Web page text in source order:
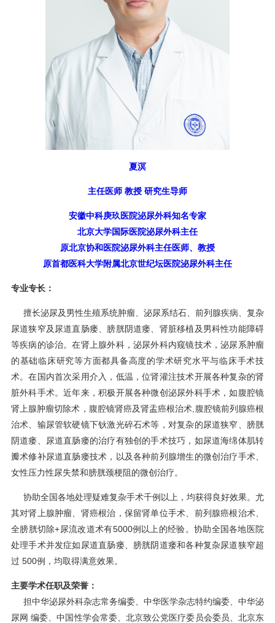
夏溟
主任医师 教授 研究生导师
安徽中科庚玖医院泌尿外科知名专家
北京大学国际医院泌尿外科主任
原北京协和医院泌尿外科主任医师、教授
原首都医科大学附属北京世纪坛医院泌尿外科主任
专业专长：
擅长泌尿及男性生殖系统肿瘤、泌尿系结石、前列腺疾病、复杂
尿道狭窄及尿道直肠瘘、膀胱阴道瘘、肾脏移植及男科性功能障碍
等疾病的诊治。在肾上腺外科，泌尿外科内窥镜技术，泌尿系肿瘤
的基础临床研究等方面都具备高度的学术研究水平与临床手术技
术。在国内首次采用介入，低温，位肾灌注技术开展各种复杂的肾
脏外科手术。近年来，积极开展各种微创泌尿外科手术，如腹腔镜
肾上腺肿瘤切除术，腹腔镜肾癌及肾盂癌根治术,腹腔镜前列腺癌根
治术、输尿管软硬镜下钬激光碎石术等，对复杂的尿道狭窄、膀胱
阴道瘘、尿道直肠瘘的治疗有独创的手术技巧，如尿道海绵体肌转
瓣术修补尿道直肠瘘技术，以及各种前列腺增生的微创治疗手术、
女性压力性尿失禁和膀胱颈梗阻的微创治疗。
协助全国各地处理疑难复杂手术千例以上，均获得良好效果。尤
其对肾上腺肿瘤、肾癌根治，保留肾单位手术、前列腺癌根治术、
全膀胱切除+尿流改道术有5000例以上的经验。协助全国各地医院
处理手术并发症如尿道直肠瘘、膀胱阴道瘘和各种复杂尿道狭窄超
过 500例，均取得满意效果。
主要学术任职及荣誉：
担中华泌尿外科杂志常务编委、中华医学杂志特约编委、中华泌
尿网 编委、中国性学会常委、北京致公党医疗委员会委员、北京东